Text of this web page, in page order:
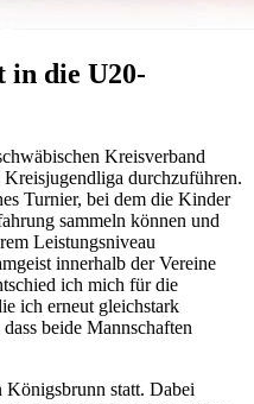
in die U20-
Kreisverband
durchzuführen.
Turnier, bei dem die Kinder
sammeln können und
Leistungsniveau
innerhalb der Vereine
ich mich für die
ich erneut gleichstark
beide Mannschaften
Königsbrunn statt. Dabei